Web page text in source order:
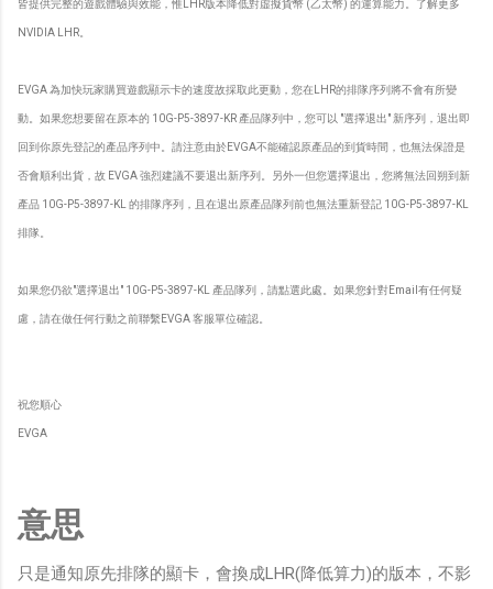
皆提供完整的遊戲體驗與效能，惟 LHR版本降低對虛擬貨幣 (乙太幣) 的運算能力。了解更多
NVIDIA LHR
EVGA 為加快玩家購買遊戲顯示卡的速度故採取此更動，您在 LHR的排隊序列將不會有所變
動。如果您想要留在原本的 10G-P5-3897-KR 產品隊列中，您可以 "選擇退出" 新序列，退出即
回到你原先登記的產品序列中。請注意由於EVGA不能確認原產品的到貨時間，也無法保證是
否會順利出貨，故 EVGA強烈建議不要退出新序列。另外一但您選擇退出，您將無法回朔到新
產品 10G-P5-3897-KL 的排隊序列，且在退出原產品隊列前也無法重新登記 10G-P5-3897-KL
排隊。
如果您仍欲"選擇退出" 10G-P5-3897-KL 產品隊列，請點選此處 。如果您針對Email 有任何疑
慮，請在做任何行動之前聯繫EVGA客服單位確認。
祝您順心
EVGA
意思
只是通知原先排隊的顯卡，會換成LHR(降低算力)的版本，不影